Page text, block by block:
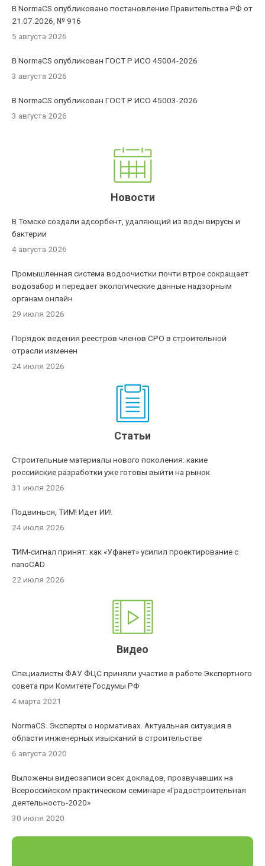
В NormaCS опубликовано постановление Правительства РФ от
21.07.2026, № 916
5 августа 2026
В NormaCS опубликован ГОСТ Р ИСО 45004-2026
3 августа 2026
В NormaCS опубликован ГОСТ Р ИСО 45003-2026
3 августа 2026
Новости
В Томске создали адсорбент, удаляющий из воды вирусы и
бактерии
4 августа 2026
Промышленная система водоочистки почти втрое сокращает
водозабор и передает экологические данные надзорным
органам онлайн
29 июля 2026
Порядок ведения реестров членов СРО в строительной
отрасли изменен
24 июля 2026
Статьи
Строительные материалы нового поколения: какие
российские разработки уже готовы выйти на рынок
31 июля 2026
Подвинься, ТИМ! Идет ИИ!
24 июля 2026
ТИМ-сигнал принят: как «Уфанет» усилил проектирование с
nanoCAD
22 июля 2026
Видео
Специалисты ФАУ ФЦС приняли участие в работе Экспертного
совета при Комитете Госдумы РФ
4 марта 2021
NormaCS. Эксперты о нормативах. Актуальная ситуация в
области инженерных изысканий в строительстве
6 августа 2020
Выложены видеозаписи всех докладов, прозвучавших на
Всероссийском практическом семинаре «Градостроительная
деятельность-2020»
30 июля 2020